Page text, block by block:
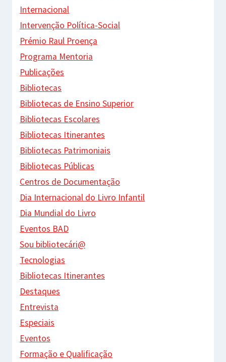
Internacional
Intervenção Política-Social
Prémio Raul Proença
Programa Mentoria
Publicações
Bibliotecas
Bibliotecas de Ensino Superior
Bibliotecas Escolares
Bibliotecas Itinerantes
Bibliotecas Patrimoniais
Bibliotecas Públicas
Centros de Documentação
Dia Internacional do Livro Infantil
Dia Mundial do Livro
Eventos BAD
Sou bibliotecári@
Tecnologias
Bibliotecas Itinerantes
Destaques
Entrevista
Especiais
Eventos
Formação e Qualificação